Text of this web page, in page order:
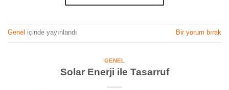
Genel içinde yayınlandı Bir yorum bırak
GENEL
Solar Enerji ile Tasarruf